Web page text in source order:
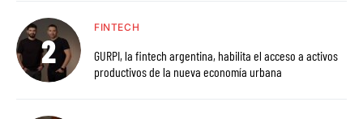
FINTECH
GURPI, la fintech argentina, habilita el acceso a activos
productivos de la nueva economía urbana